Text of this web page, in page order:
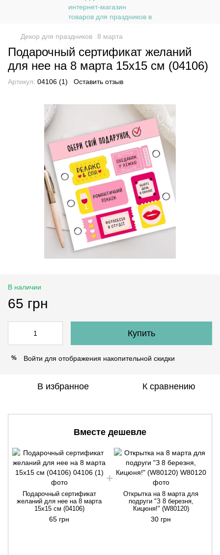
Декор для праздников 8 марта
Подарочный сертификат желаний
для нее на 8 марта 15х15 см (04106)
Артикул: 04106 (1) Оставить отзыв
В наличии
65 грн
Купить
% Войти для отображения накопительной скидки
В избранное К сравнению
Вместе дешевле
Подарочный сертификат
желаний для нее на 8 марта
15х15 см (04106)
65 грн
Открытка на 8 марта для
подруги "З 8 березня,
Кицюня!" (W80120)
30 грн